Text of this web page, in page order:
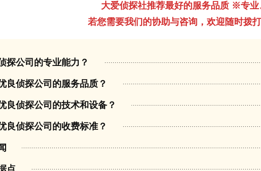
大爱侦探社推荐最好的服务品质 ※专
若您需要我们的协助与咨询，欢迎随时拨
探公司的专业能力？
良侦探公司的服务品质？
良侦探公司的技术和设备？
良侦探公司的收费标准？